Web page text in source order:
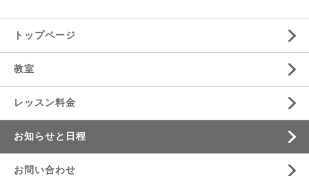
トップページ
教室
レッスン料金
お知らせと日程
お問い合わせ